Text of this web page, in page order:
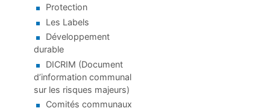
Protection
Les Labels
Développement
durable
DICRIM (Document
d’information communal
sur les risques majeurs)
Comités communaux